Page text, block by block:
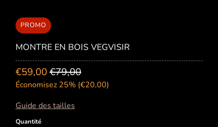
PROMO
MONTRE EN BOIS VEGVISIR
€59,00 €79,00
Économisez 25% (€20,00)
Guide des tailles
Quantité